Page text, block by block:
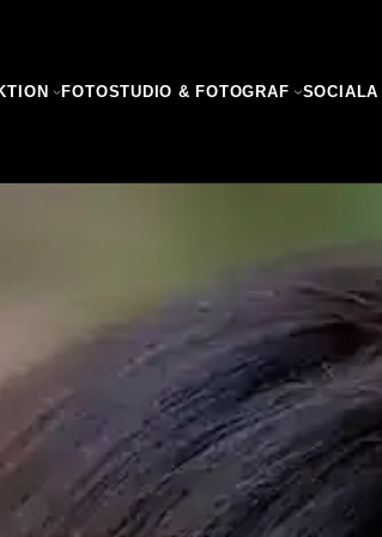
FOTOSTUDIO & FOTOGRAF